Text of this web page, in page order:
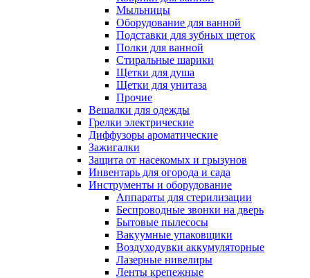
Мыльницы
Оборудование для ванной
Подставки для зубных щеток
Полки для ванной
Стиральные шарики
Щетки для душа
Щетки для унитаза
Прочие
Вешалки для одежды
Грелки электрические
Диффузоры ароматические
Зажигалки
Защита от насекомых и грызунов
Инвентарь для огорода и сада
Инструменты и оборудование
Аппараты для стерилизации
Беспроводные звонки на дверь
Бытовые пылесосы
Вакуумные упаковщики
Воздуходувки аккумуляторные
Лазерные нивелиры
Ленты крепежные